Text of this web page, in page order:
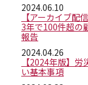
2024.06.10
【アーカイブ配
3年で100件超の
報告
2024.04.26
【2024年版】
い基本事項